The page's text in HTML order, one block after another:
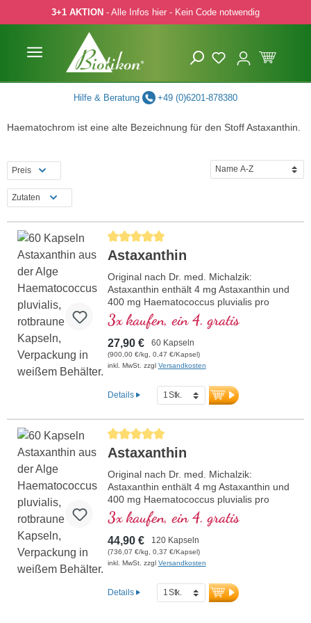
Hauptinhalt springen
Zur Suche springen
Zur Hauptnavigation springen
3+1 AKTION - Alle Infos hier - Kein Code notwendig
Hilfe & Beratung +49 (0)6201-878380
Haematochrom ist eine alte Bezeichnung für den Stoff Astaxanthin.
Preis
Zutaten
Durchschnittliche Bewertung von 5 von 5 Sternen
Astaxanthin
Original nach Dr. med. Michalzik:
Astaxanthin enthält 4 mg Astaxanthin und
400 mg Haematococcus pluvialis pro
Tagesdosis (1 Kapsel). Dieser
hochwertige Extrakt ist reich an
Antioxidantien und frei von Zusatzstoffen.
Die Versiegelung ist aluminiumfrei.
3x kaufen, ein 4. gratis
27,90 € 60 Kapseln
(900,00 €/kg, 0,47 €/Kapsel)
inkl. MwSt. zzgl Versandkosten
Details
Durchschnittliche Bewertung von 5 von 5 Sternen
Astaxanthin
Original nach Dr. med. Michalzik:
Astaxanthin enthält 4 mg Astaxanthin und
400 mg Haematococcus pluvialis pro
Tagesdosis (1 Kapsel). Dieser
hochwertige Extrakt ist reich an
Antioxidantien und frei von Zusatzstoffen.
Die Versiegelung ist aluminiumfrei.
3x kaufen, ein 4. gratis
44,90 € 120 Kapseln
(736,07 €/kg, 0,37 €/Kapsel)
inkl. MwSt. zzgl Versandkosten
Details